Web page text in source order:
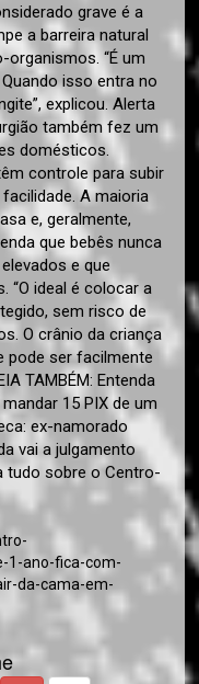
grave é a
a barreira natural
organismos. “É um
isso entra no
explicou. Alerta
também fez um
domésticos.
controle para subir
A maioria
e, geralmente,
que bebês nunca
e que
“O ideal é colocar a
sem risco de
O crânio da criança
pode ser facilmente
TAMBÉM: Entenda
15 PIX de um
ex-namorado
vai a julgamento
tudo sobre o Centro-
1-ano-fica-com-
da-cama-em-